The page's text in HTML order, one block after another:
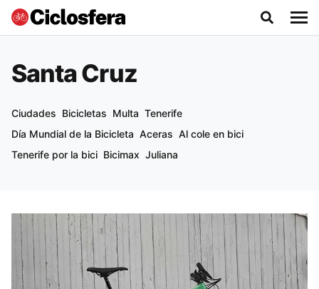
Santa Cruz
Ciudades Bicicletas Multa Tenerife
Día Mundial de la Bicicleta Aceras Al cole en bici
Tenerife por la bici Bicimax Juliana